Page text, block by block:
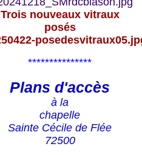
Trois nouveaux vitraux
posés
***************
Plans d'accès
à la
chapelle
Sainte Cécile de Flée
72500